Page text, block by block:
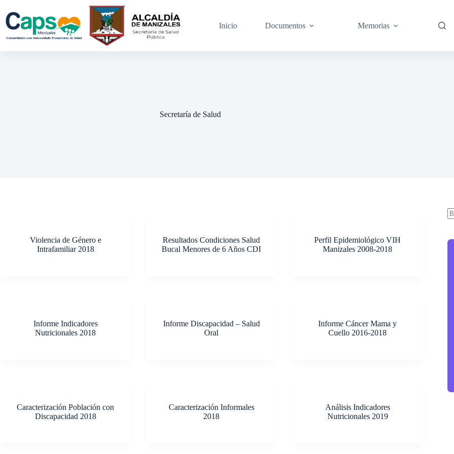
contenido
Inicio Documentos Memorias
Secretaría de Salud
Violencia de Género e
Intrafamiliar 2018
Resultados Condiciones Salud
Bucal Menores de 6 Años CDI
Perfil Epidemiológico VIH
Manizales 2008-2018
Informe Indicadores
Nutricionales 2018
Informe Discapacidad – Salud
Oral
Informe Cáncer Mama y
Cuello 2016-2018
Caracterización Población con
Discapacidad 2018
Caracterización Informales
2018
Análisis Indicadores
Nutricionales 2019